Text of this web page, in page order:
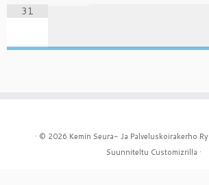
31
· © 2026 Kemin Seura- Ja Palveluskoirakerho Ry
Suunniteltu Customizrilla ·